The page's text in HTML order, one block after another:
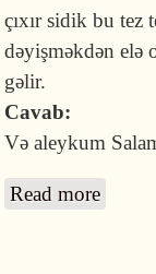
çıxır sidik bu tez
dəyişməkdən elə
gəlir.
Cavab:
Və aleykum
Read more